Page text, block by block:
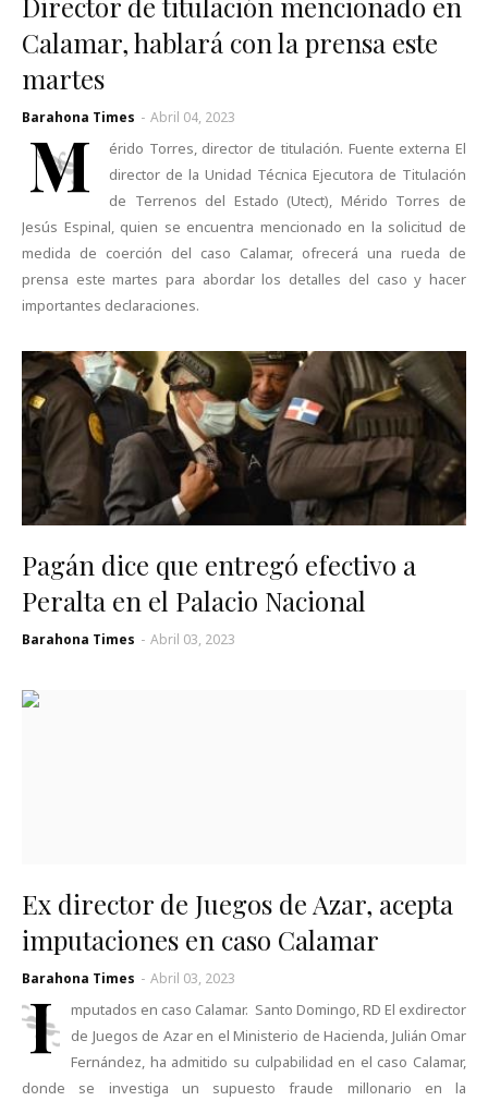
Calamar, hablará con la prensa este
martes
Barahona Times - Abril 04, 2023
M
érido Torres, director de titulación. Fuente externa El
director de la Unidad Técnica Ejecutora de Titulación
de Terrenos del Estado (Utect), Mérido Torres de
Jesús Espinal, quien se encuentra mencionado en la solicitud de
medida de coerción del caso Calamar, ofrecerá una rueda de
prensa este martes para abordar los detalles del caso y hacer
importantes declaraciones.
Pagán dice que entregó efectivo a
Peralta en el Palacio Nacional
Barahona Times - Abril 03, 2023
Ex director de Juegos de Azar, acepta
imputaciones en caso Calamar
Barahona Times - Abril 03, 2023
I
mputados en caso Calamar. Santo Domingo, RD El exdirector
de Juegos de Azar en el Ministerio de Hacienda, Julián Omar
Fernández, ha admitido su culpabilidad en el caso Calamar,
donde se investiga un supuesto fraude millonario en la